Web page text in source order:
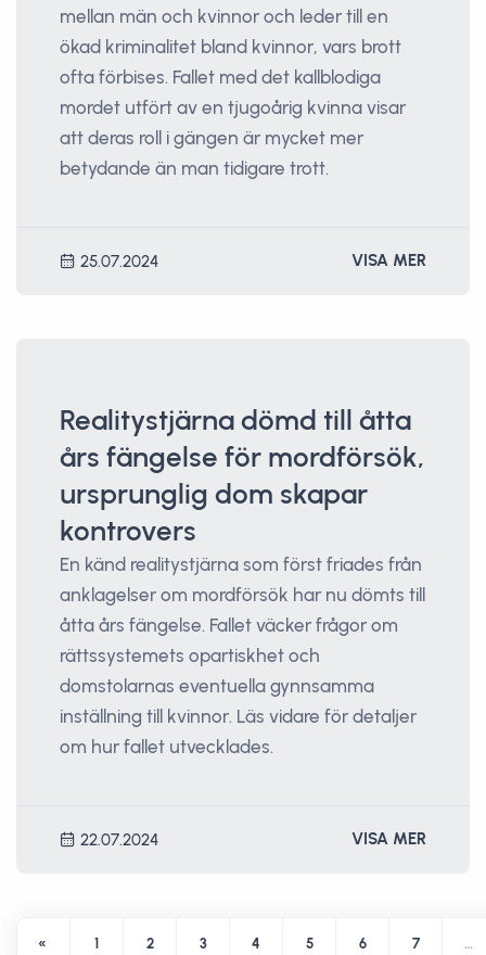
mellan män och kvinnor och leder till en
ökad kriminalitet bland kvinnor, vars brott
ofta förbises. Fallet med det kallblodiga
mordet utfört av en tjugoårig kvinna visar
att deras roll i gängen är mycket mer
betydande än man tidigare trott.
25.07.2024 VISA MER
Realitystjärna dömd till åtta
års fängelse för mordförsök,
ursprunglig dom skapar
kontrovers
En känd realitystjärna som först friades från
anklagelser om mordförsök har nu dömts till
åtta års fängelse. Fallet väcker frågor om
rättssystemets opartiskhet och
domstolarnas eventuella gynnsamma
inställning till kvinnor. Läs vidare för detaljer
om hur fallet utvecklades.
22.07.2024 VISA MER
« 1 2 3 4 5 6 7 …